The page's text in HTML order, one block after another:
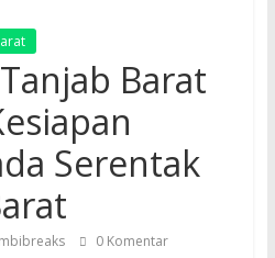
Barat
Serentak
0 Komentar